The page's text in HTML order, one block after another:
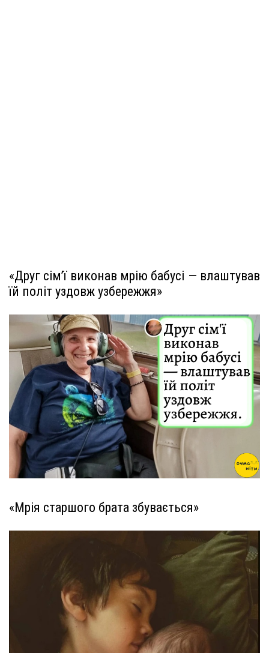
«Друг сім’ї виконав мрію бабусі — влаштував
їй політ уздовж узбережжя»
«Мрія старшого брата збувається»